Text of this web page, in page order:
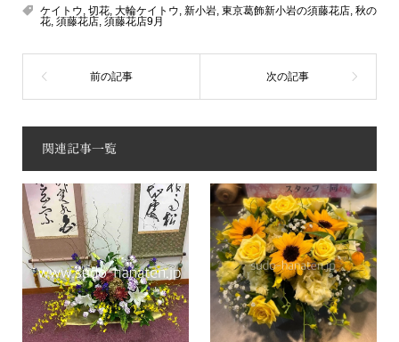
ケイトウ, 切花, 大輪ケイトウ, 新小岩, 東京葛飾新小岩の須藤花店, 秋の
花, 須藤花店, 須藤花店9月
関連記事一覧